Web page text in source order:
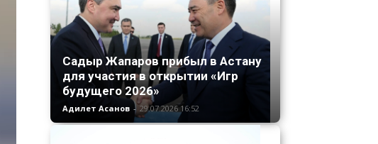
Садыр Жапаров прибыл в Астану
для участия в открытии «Игр
будущего 2026»
Адилет Асанов - 29.07.2026 16:52